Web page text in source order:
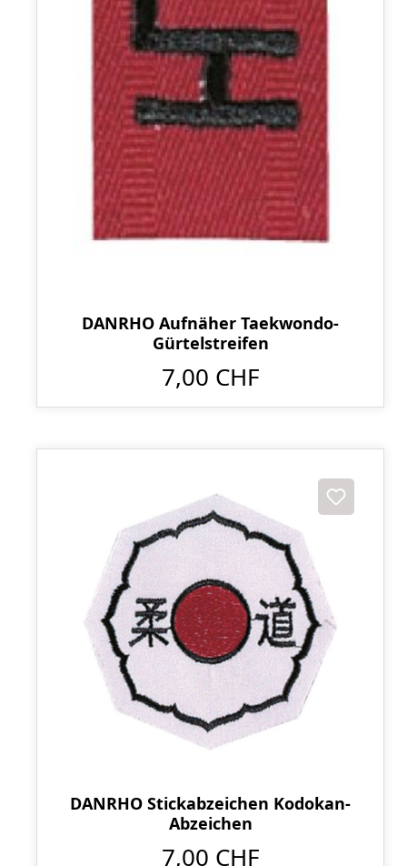
DANRHO Aufnäher Taekwondo-
Gürtelstreifen
7,00 CHF
DANRHO Stickabzeichen Kodokan-
Abzeichen
7,00 CHF